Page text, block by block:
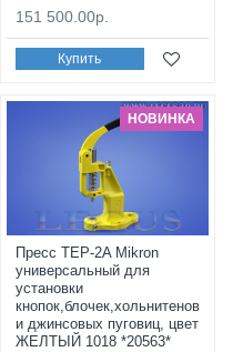
151 500.00р.
Купить
НОВИНКА
Пресс TEP-2A Mikron
универсальный для
установки
кнопок,блочек,хольнитенов
и джинсовых пуговиц, цвет
ЖЕЛТЫЙ 1018 *20563*